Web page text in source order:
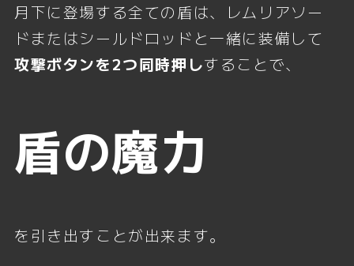
月下に登場する全ての盾は、レムリアソー
ドまたはシールドロッドと一緒に装備して
攻撃ボタンを2つ同時押しすることで、
盾の魔力
を引き出すことが出来ます。